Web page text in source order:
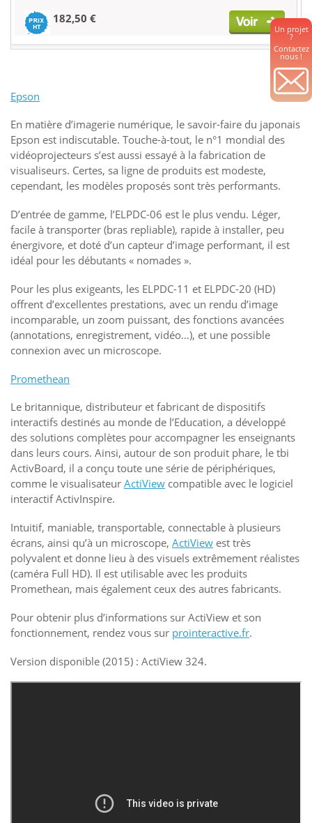
Un projet
?
Contactez
nous !
182,50 €
Epson
En matière d’imagerie numérique, le savoir-faire du japonais
Epson est indiscutable. Touche-à-tout, le n°1 mondial des
vidéoprojecteurs s’est aussi essayé à la fabrication de
visualiseurs. Certes, sa ligne de produits est modeste,
cependant, les modèles proposés sont très performants.
D’entrée de gamme, l’ELPDC-06 est le plus vendu. Léger,
facile à transporter (bras repliable), rapide à installer, peu
énergivore, et doté d’un capteur d’image performant, il est
idéal pour les débutants « nomades ».
Pour les plus exigeants, les ELPDC-11 et ELPDC-20 (HD)
offrent d’excellentes prestations, avec un rendu d’image
incomparable, un zoom puissant, des fonctions avancées
(annotations, enregistrement, vidéo…), et une possible
connexion avec un microscope.
Promethean
Le britannique, distributeur et fabricant de dispositifs
interactifs destinés au monde de l’Education, a développé
des solutions complètes pour accompagner les enseignants
dans leurs cours. Ainsi, autour de son produit phare, le tbi
ActivBoard, il a conçu toute une série de périphériques,
comme le visualisateur ActiView compatible avec le logiciel
interactif ActivInspire.
Intuitif, maniable, transportable, connectable à plusieurs
écrans, ainsi qu’à un microscope, ActiView est très
polyvalent et donne lieu à des visuels extrêmement réalistes
(caméra Full HD). Il est utilisable avec les produits
Promethean, mais également ceux des autres fabricants.
Pour obtenir plus d’informations sur ActiView et son
fonctionnement, rendez vous sur prointeractive.fr.
Version disponible (2015) : ActiView 324.